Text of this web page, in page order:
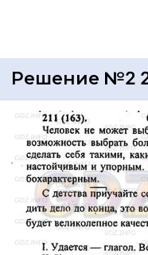
Решение №2